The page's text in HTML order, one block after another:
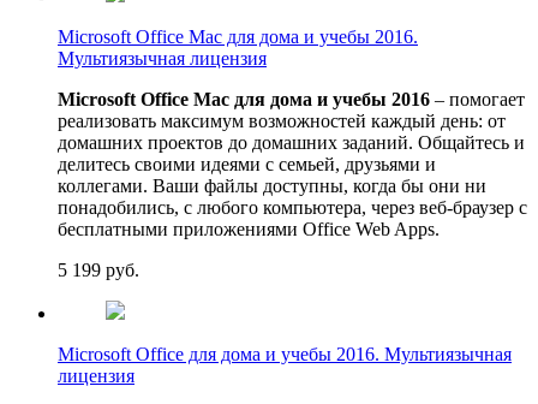
Microsoft Office Mac для дома и учебы 2016.
Мультиязычная лицензия
Microsoft Office Mac для дома и учебы 2016 – помогает
реализовать максимум возможностей каждый день: от
домашних проектов до домашних заданий. Общайтесь и
делитесь своими идеями с семьей, друзьями и
коллегами. Ваши файлы доступны, когда бы они ни
понадобились, с любого компьютера, через веб-браузер с
бесплатными приложениями Office Web Apps.
5 199 руб.
Microsoft Office для дома и учебы 2016. Мультиязычная
лицензия